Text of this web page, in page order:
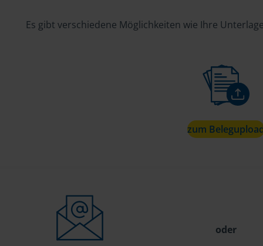
Es gibt verschiedene Möglichkeiten wie Ihre
zum
oder